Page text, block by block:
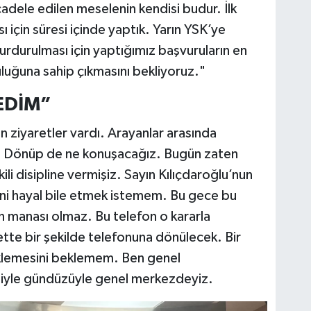
edilen meselenin kendisi budur. İlk
için süresi içinde yaptık. Yarın YSK’ye
için yaptığımız başvuruların en
sahip çıkmasını bekliyoruz."
vardı. Arayanlar arasında
de ne konuşacağız. Bugün zaten
disipline vermişiz. Sayın Kılıçdaroğlu’nun
hayal bile etmek istemem. Bu gece bu
olmaz. Bu telefon o kararla
bir şekilde telefonuna dönülecek. Bir
beklemem. Ben genel
gündüzüyle genel merkezdeyiz.